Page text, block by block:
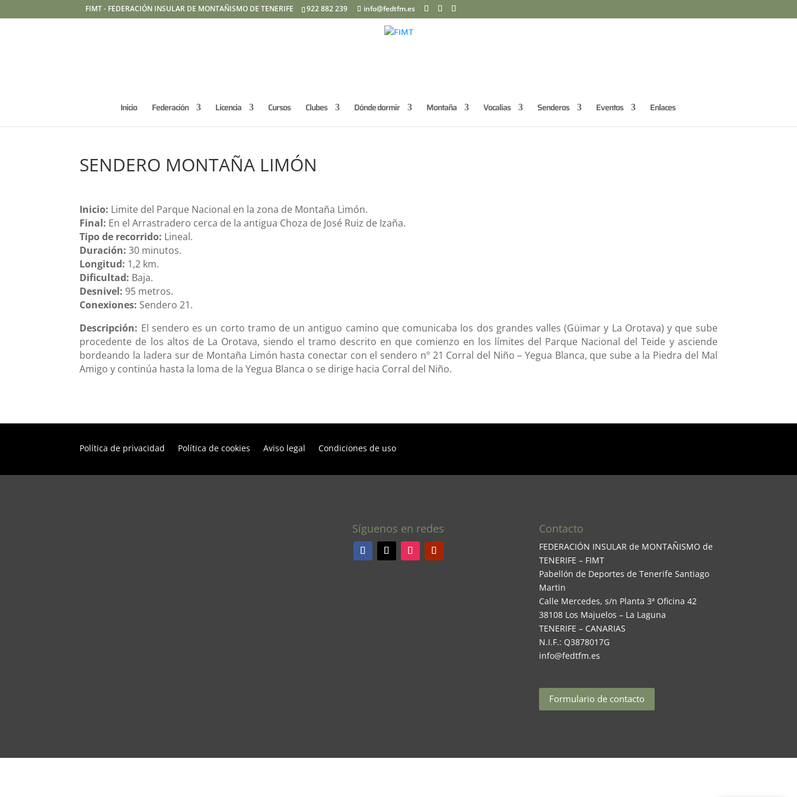
FIMT - FEDERACIÓN INSULAR DE MONTAÑISMO DE TENERIFE 922 882 239 info@fedtfm.es
Inicio Federación Licencia Cursos Clubes Dónde dormir Montaña Vocalías Senderos Eventos Enlaces
SENDERO MONTAÑA LIMÓN
Inicio: Limite del Parque Nacional en la zona de Montaña Limón.
Final: En el Arrastradero cerca de la antigua Choza de José Ruiz de Izaña.
Tipo de recorrido: Lineal.
Duración: 30 minutos.
Longitud: 1,2 km.
Dificultad: Baja.
Desnivel: 95 metros.
Conexiones: Sendero 21.
Descripción: El sendero es un corto tramo de un antiguo camino que comunicaba los dos grandes valles (Güimar y La Orotava) y que sube
procedente de los altos de La Orotava, siendo el tramo descrito en que comienzo en los límites del Parque Nacional del Teide y asciende
bordeando la ladera sur de Montaña Limón hasta conectar con el sendero nº 21 Corral del Niño – Yegua Blanca, que sube a la Piedra del Mal
Amigo y continúa hasta la loma de la Yegua Blanca o se dirige hacia Corral del Niño.
Política de privacidad Política de cookies Aviso legal Condiciones de uso
Síguenos en redes Contacto
FEDERACIÓN INSULAR de MONTAÑISMO de
TENERIFE – FIMT
Pabellón de Deportes de Tenerife Santiago
Martin
Calle Mercedes, s/n Planta 3ª Oficina 42
38108 Los Majuelos – La Laguna
TENERIFE – CANARIAS
N.I.F.: Q3878017G
info@fedtfm.es
Formulario de contacto